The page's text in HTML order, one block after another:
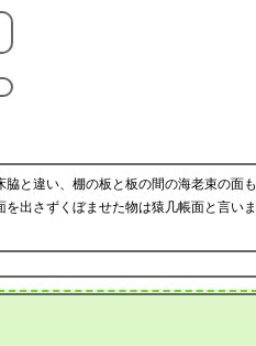
と違い、棚の板と板の間の海老束の面も
出さずくぼませた物は猿几帳面と言いま